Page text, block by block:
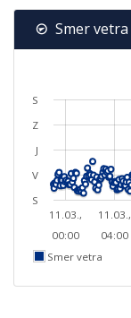
Smer vetra
11.03.,
00:00
11.03.,
04:00
S
S
V
J
Z
Smer vetra